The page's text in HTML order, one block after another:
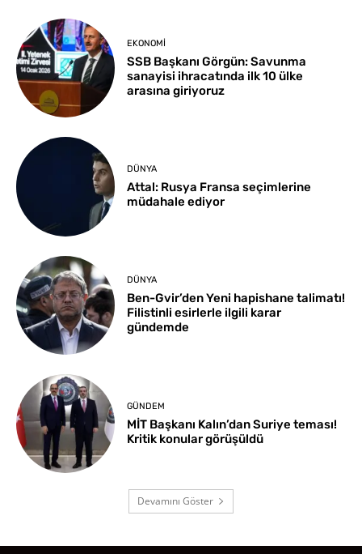
EKONOMI
SSB Başkanı Görgün: Savunma
sanayisi ihracatında ilk 10 ülke
arasına giriyoruz
DÜNYA
Attal: Rusya Fransa seçimlerine
müdahale ediyor
DÜNYA
Ben-Gvir’den Yeni hapishane talimatı!
Filistinli esirlerle ilgili karar
gündemde
GÜNDEM
MİT Başkanı Kalın’dan Suriye teması!
Kritik konular görüşüldü
Devamını Göster